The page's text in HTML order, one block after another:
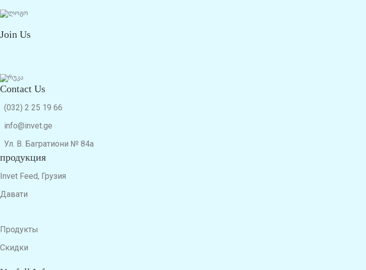
Join Us
Contact Us
(032) 2 25 19 66
info@invet.ge
Ул. В. Багратиони № 84а
продукция
Invet Feed, Грузия
Давати
Продукты
Скидки